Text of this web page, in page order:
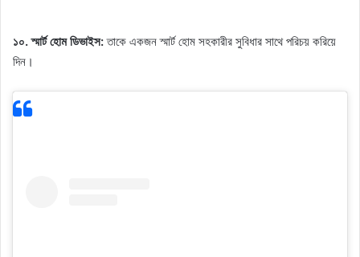
১০. স্মার্ট হোম ডিভাইস:তাকে একজন স্মার্ট হোম সহকারীর সুবিধার সাথে পরিচয় করিয়ে
দিন।